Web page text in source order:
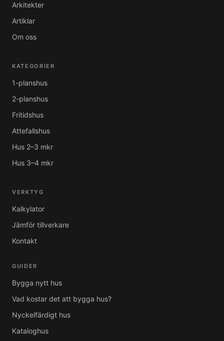
Arkitekter
Artiklar
Om oss
KATEGORIER
1-planshus
2-planshus
Fritidshus
Attefallshus
Hus 2–3 mkr
Hus 3–4 mkr
VERKTYG
Kalkylator
Jämför tillverkare
Kontakt
GUIDER
Bygga nytt hus
Vad kostar det att bygga hus?
Nyckelfärdigt hus
Kataloghus